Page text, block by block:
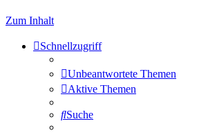
Zum Inhalt
Schnellzugriff
Unbeantwortete Themen
Aktive Themen
Suche